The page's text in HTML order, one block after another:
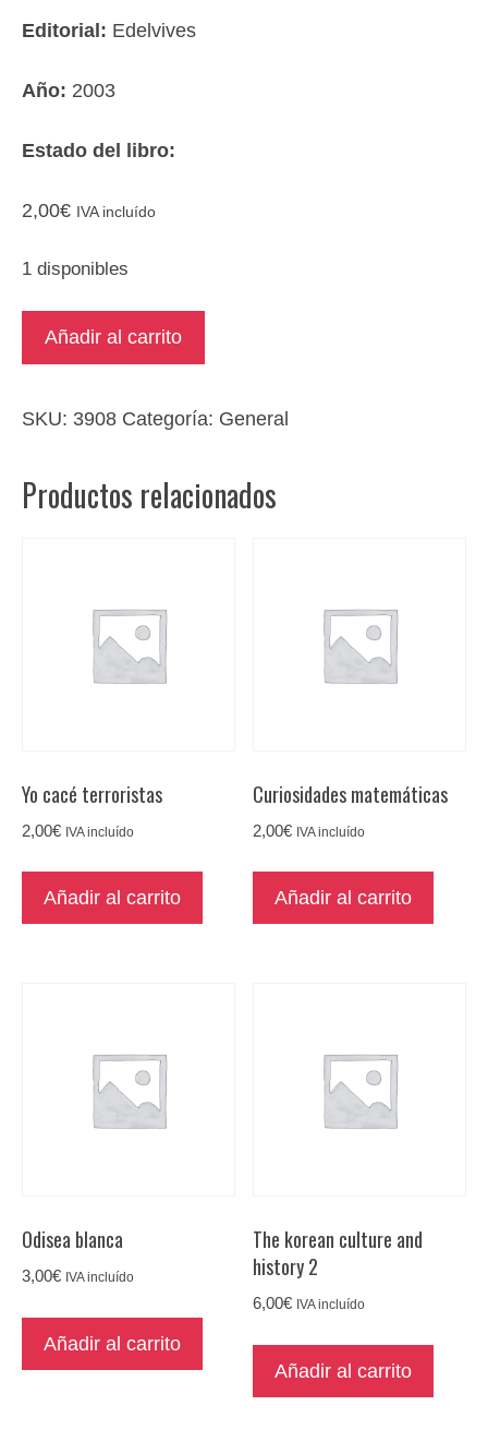
Editorial: Edelvives
Año: 2003
Estado del libro:
2,00€ IVA incluído
1 disponibles
norte
Añadir al carrito
SKU: 3908 Categoría: General
Productos relacionados
Yo cacé terroristas
2,00€ IVA incluído
Añadir al carrito
Curiosidades matemáticas
2,00€ IVA incluído
Añadir al carrito
Odisea blanca
3,00€ IVA incluído
Añadir al carrito
The korean culture and
history 2
6,00€ IVA incluído
Añadir al carrito